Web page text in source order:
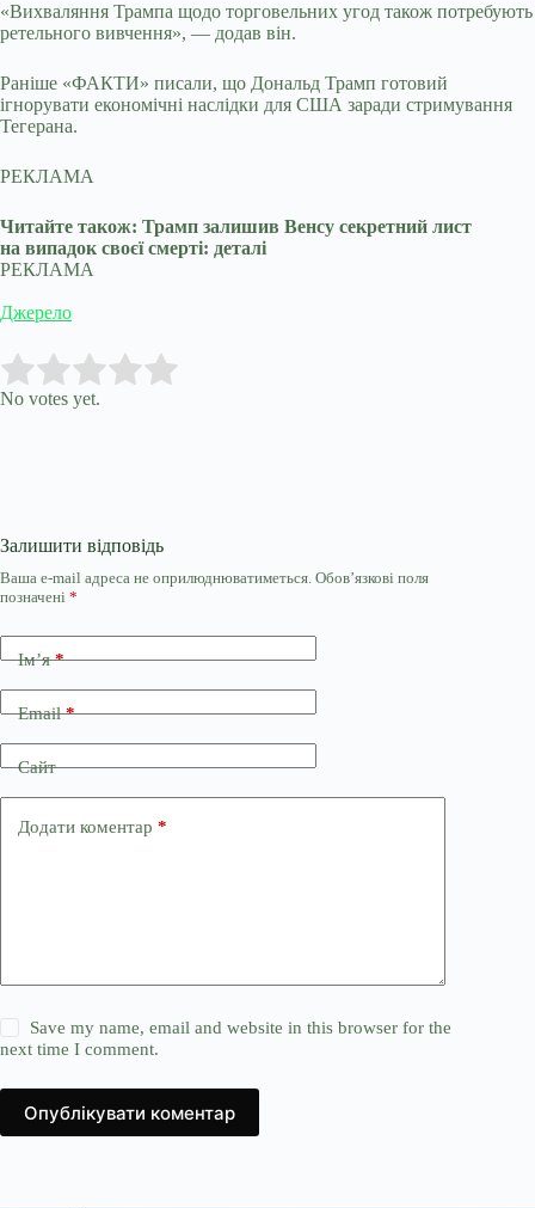
«Вихваляння Трампа щодо торговельних угод також потребують
ретельного вивчення», — додав він.
Раніше «ФАКТИ» писали, що Дональд Трамп готовий
ігнорувати економічні наслідки для США заради стримування
Тегерана.
РЕКЛАМА
Читайте також: Трамп залишив Венсу секретний лист
на випадок своєї смерті: деталі
РЕКЛАМА
Джерело
Rate this item:
No votes yet.
Залишити відповідь
Ваша e-mail адреса не оприлюднюватиметься. Обов’язкові поля
позначені *
Ім’я*
Email*
Сайт
Додати коментар *
Save my name, email and website in this browser for the
next time I comment.
Опублікувати коментар